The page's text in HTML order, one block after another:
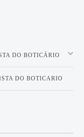
DO BOTICÁRIO
DO BOTICARIO